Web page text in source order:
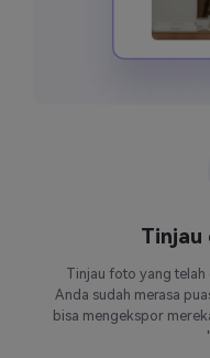
Tinjau
Tinjau foto yang telah
Anda sudah merasa
bisa mengekspor